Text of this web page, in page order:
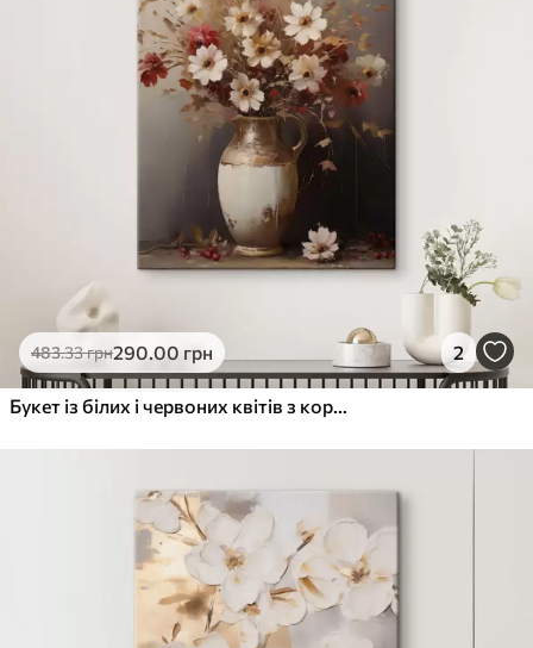
483.33грн290.00 грн 2
Букет із білих і червоних квітів з коричневими акцентами у вазі, виконаний у живописному стилі